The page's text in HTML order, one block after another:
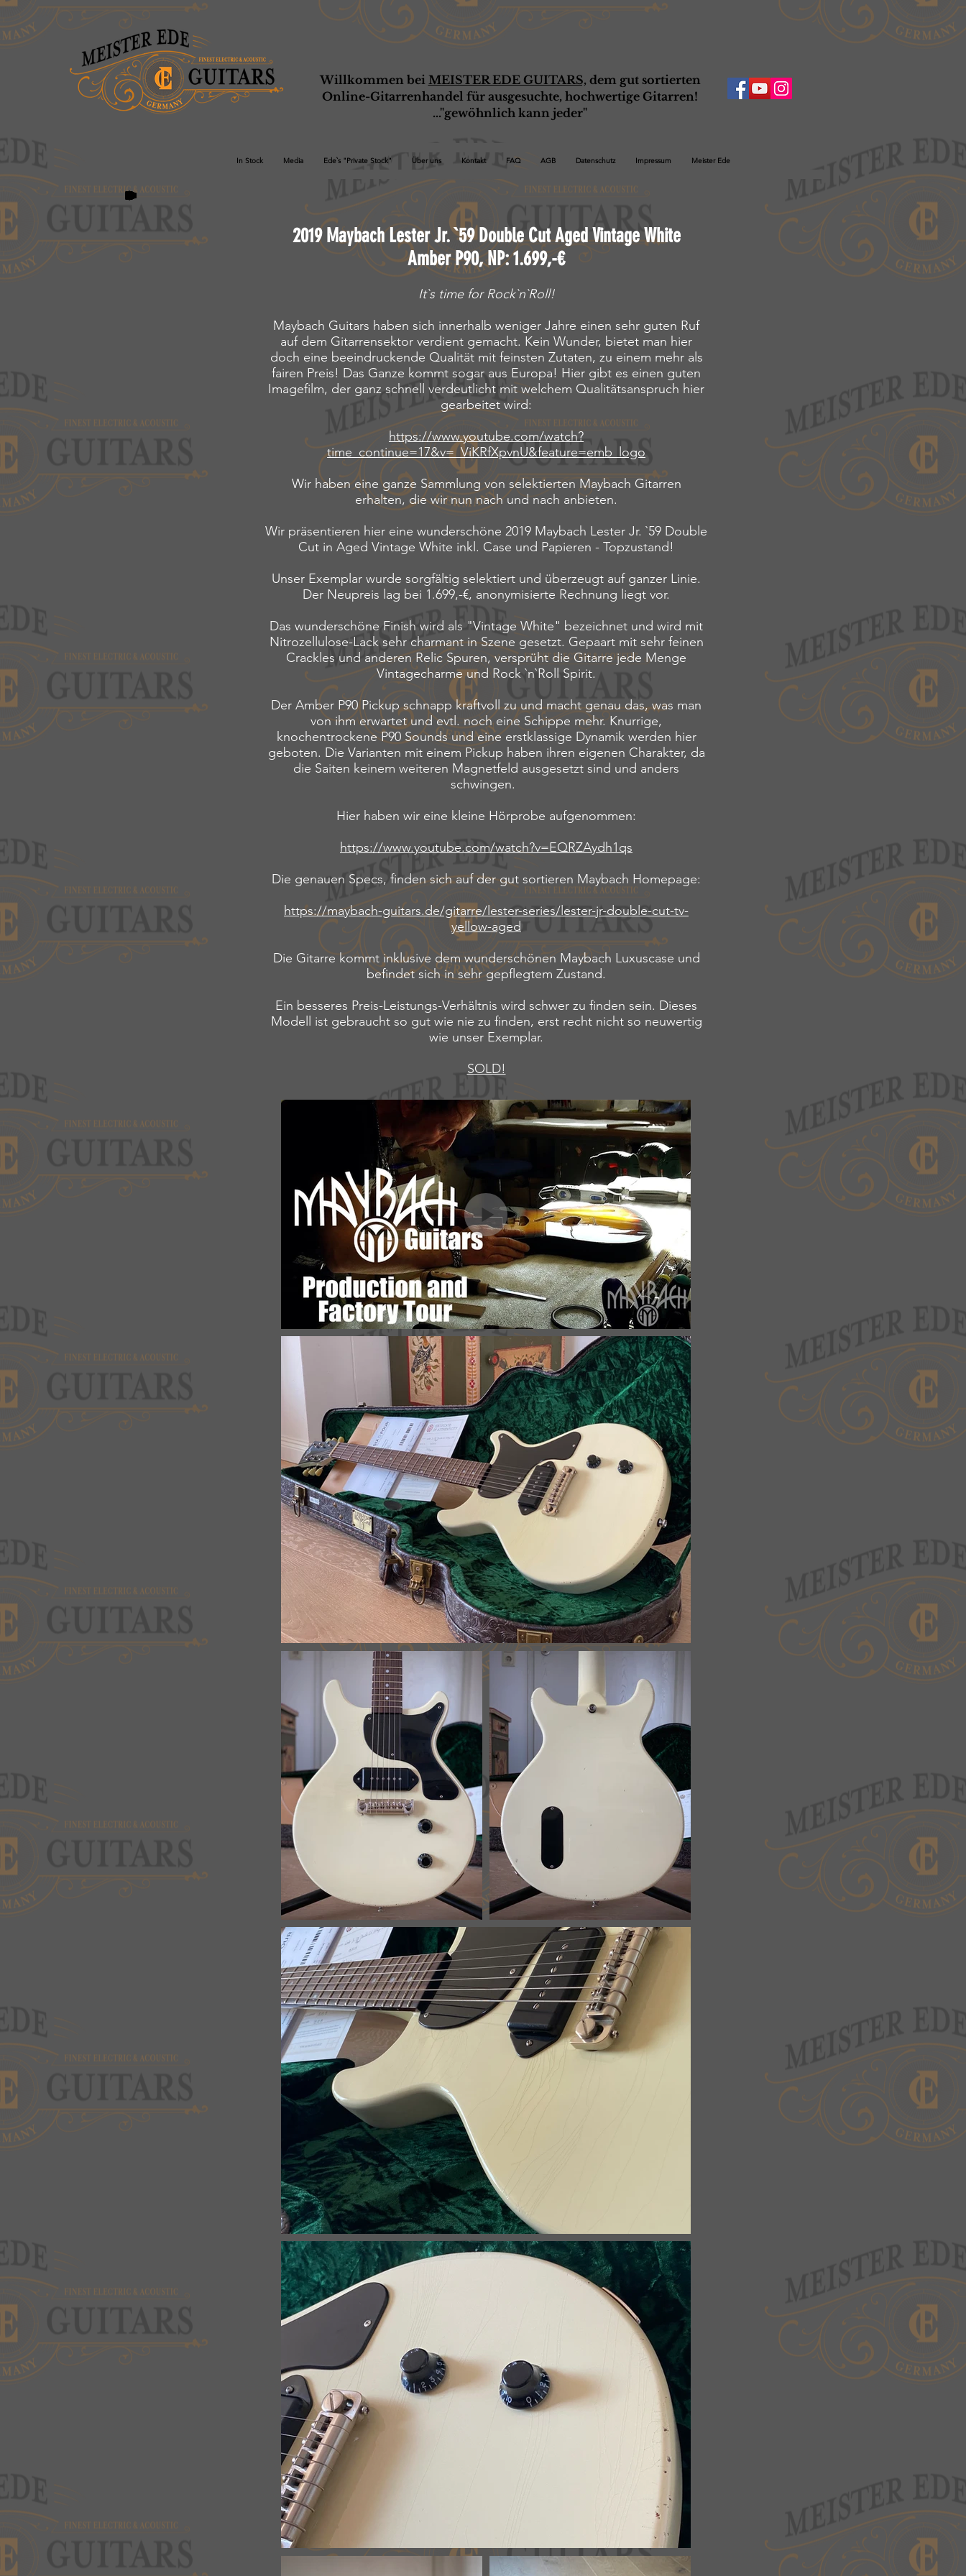
Willkommen bei MEISTER EDE GUITARS, dem gut sortierten
Online-Gitarrenhandel für ausgesuchte, hochwertige Gitarren!
..."gewöhnlich kann jeder"
In Stock Media Ede`s "Private Stock" Über uns Kontakt FAQ AGB Datenschutz Impressum Meister Ede
2019 Maybach Lester Jr. `59 Double Cut Aged Vintage White
Amber P90, NP: 1.699,-€
It`s time for Rock`n`Roll!
Maybach Guitars haben sich innerhalb weniger Jahre einen sehr guten Ruf
auf dem Gitarrensektor verdient gemacht. Kein Wunder, bietet man hier
doch eine beeindruckende Qualität mit feinsten Zutaten, zu einem mehr als
fairen Preis! Das Ganze kommt sogar aus Europa! Hier gibt es einen guten
Imagefilm, der ganz schnell verdeutlicht mit welchem Qualitätsanspruch hier
gearbeitet wird:
https://www.youtube.com/watch?
time_continue=17&v=_ViKRfXpvnU&feature=emb_logo
Wir haben eine ganze Sammlung von selektierten Maybach Gitarren
erhalten, die wir nun nach und nach anbieten.
Wir präsentieren hier eine wunderschöne 2019 Maybach Lester Jr. `59 Double
Cut in Aged Vintage White inkl. Case und Papieren - Topzustand!
Unser Exemplar wurde sorgfältig selektiert und überzeugt auf ganzer Linie.
Der Neupreis lag bei 1.699,-€, anonymisierte Rechnung liegt vor.
Das wunderschöne Finish wird als "Vintage White" bezeichnet und wird mit
Nitrozellulose-Lack sehr charmant in Szene gesetzt. Gepaart mit sehr feinen
Crackles und anderen Relic Spuren, versprüht die Gitarre jede Menge
Vintagecharme und Rock `n`Roll Spirit.
Der Amber P90 Pickup schnapp kraftvoll zu und macht genau das, was man
von ihm erwartet und evtl. noch eine Schippe mehr. Knurrige,
knochentrockene P90 Sounds und eine erstklassige Dynamik werden hier
geboten. Die Varianten mit einem Pickup haben ihren eigenen Charakter, da
die Saiten keinem weiteren Magnetfeld ausgesetzt sind und anders
schwingen.
Hier haben wir eine kleine Hörprobe aufgenommen:
https://www.youtube.com/watch?v=EQRZAydh1qs
Die genauen Specs, finden sich auf der gut sortieren Maybach Homepage:
https://maybach-guitars.de/gitarre/lester-series/lester-jr-double-cut-tv-
yellow-aged
Die Gitarre kommt inklusive dem wunderschönen Maybach Luxuscase und
befindet sich in sehr gepflegtem Zustand.
Ein besseres Preis-Leistungs-Verhältnis wird schwer zu finden sein. Dieses
Modell ist gebraucht so gut wie nie zu finden, erst recht nicht so neuwertig
wie unser Exemplar.
SOLD!